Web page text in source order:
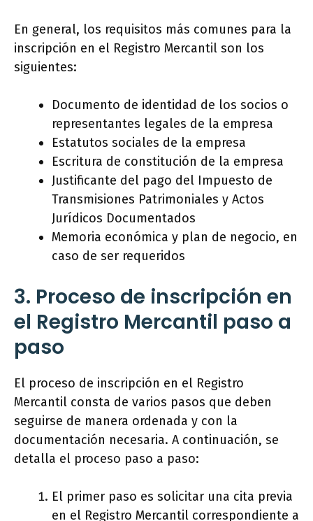
En general, los requisitos más comunes para la
inscripción en el Registro Mercantil son los
siguientes:
Documento de identidad de los socios o
representantes legales de la empresa
Estatutos sociales de la empresa
Escritura de constitución de la empresa
Justificante del pago del Impuesto de
Transmisiones Patrimoniales y Actos
Jurídicos Documentados
Memoria económica y plan de negocio, en
caso de ser requeridos
3. Proceso de inscripción en
el Registro Mercantil paso a
paso
El proceso de inscripción en el Registro
Mercantil consta de varios pasos que deben
seguirse de manera ordenada y con la
documentación necesaria. A continuación, se
detalla el proceso paso a paso:
El primer paso es solicitar una cita previa
en el Registro Mercantil correspondiente a